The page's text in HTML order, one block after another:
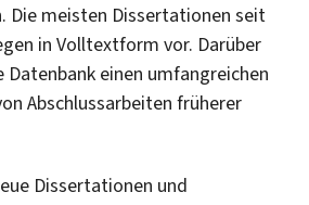
Die meisten Dissertationen seit
in Volltextform vor. Darüber
einen umfangreichen
Abschlussarbeiten früherer
Dissertationen und